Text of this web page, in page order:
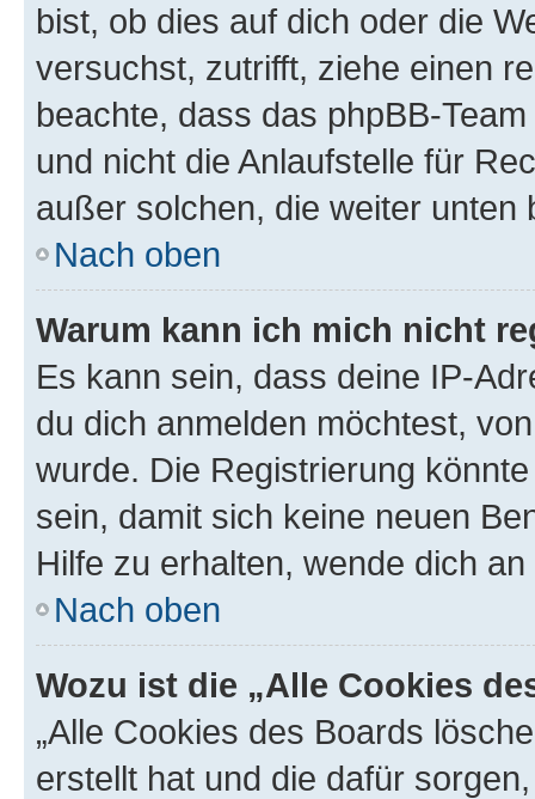
bist, ob dies auf dich oder die
versuchst, zutrifft, ziehe einen
beachte, dass das phpBB-
und nicht die Anlaufstelle für
außer solchen, die weiter unten
Nach oben
Warum kann ich mich nicht
Es kann sein, dass deine IP-
du dich anmelden möchtest,
wurde. Die Registrierung
sein, damit sich keine neuen
Hilfe zu erhalten, wende dich
Nach oben
Wozu ist die „Alle Cookies
„Alle Cookies des Boards
erstellt hat und die dafür